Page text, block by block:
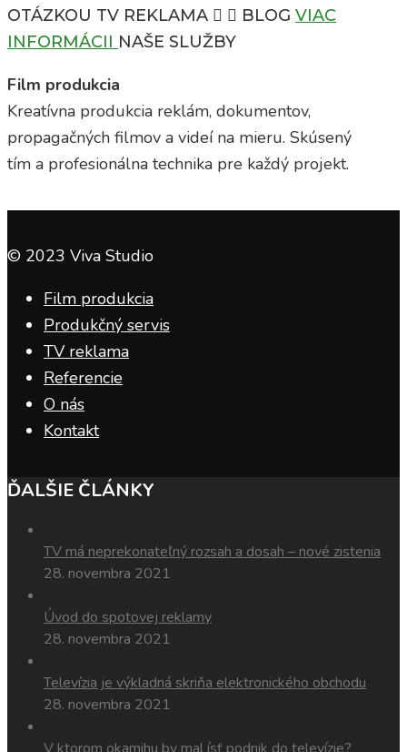
OTÁZKOU TV REKLAMA BLOG VIAC
INFORMÁCII NAŠE SLUŽBY
Film produkcia
Kreatívna produkcia reklám, dokumentov,
propagačných filmov a videí na mieru. Skúsený
tím a profesionálna technika pre každý projekt.
© 2023 Viva Studio
Film produkcia
Produkčný servis
TV reklama
Referencie
O nás
Kontakt
ĎALŠIE ČLÁNKY
TV má neprekonateľný rozsah a dosah – nové zistenia
28. novembra 2021
Úvod do spotovej reklamy
28. novembra 2021
Televízia je výkladná skriňa elektronického obchodu
28. novembra 2021
V ktorom okamihu by mal ísť podnik do televízie?